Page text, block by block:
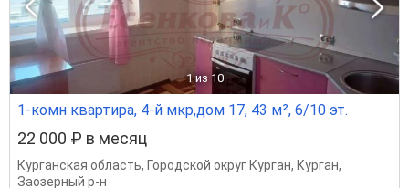
1 из 10
1-комн квартира, 4-й мкр,дом 17, 43 м², 6/10 эт.
22 000 ₽ в месяц
Курганская область, Городской округ Курган, Курган,
Заозерный р-н